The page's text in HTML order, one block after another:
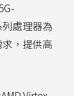
處理器為
，提供高